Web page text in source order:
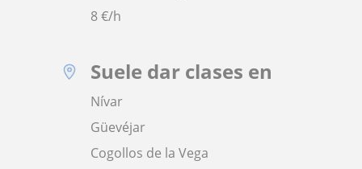
8€/h
Suele dar clases en
Nívar
Güevéjar
Cogollos de la Vega